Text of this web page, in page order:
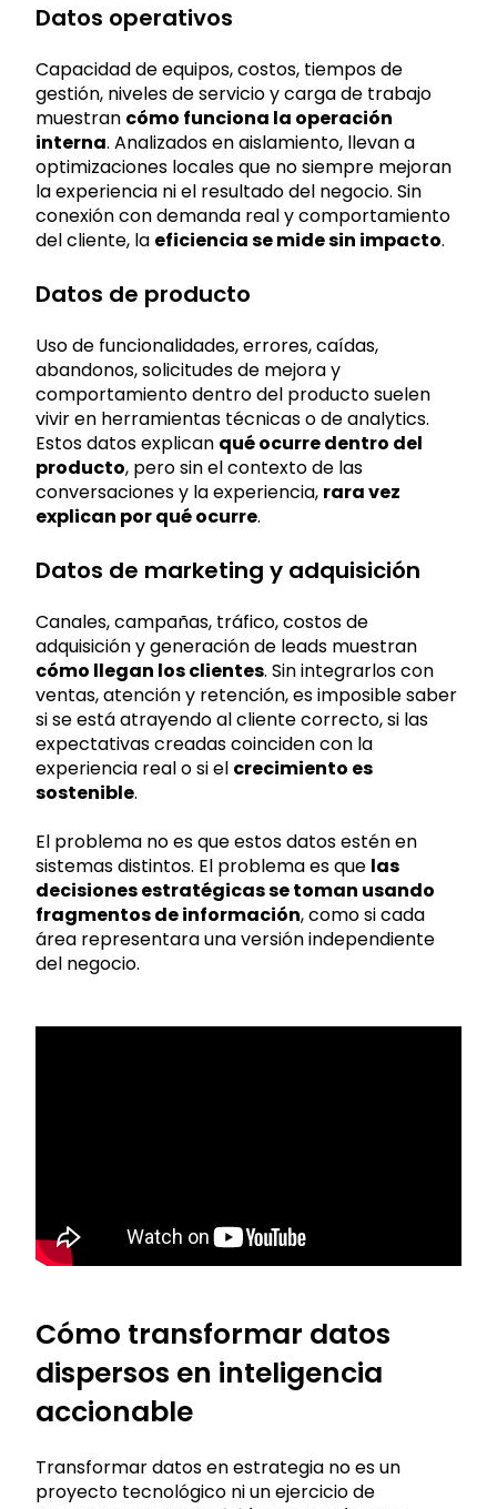
Datos operativos
Capacidad de equipos, costos, tiempos de
gestión, niveles de servicio y carga de trabajo
muestran cómo funciona la operación
interna. Analizados en aislamiento, llevan a
optimizaciones locales que no siempre mejoran
la experiencia ni el resultado del negocio. Sin
conexión con demanda real y comportamiento
del cliente, la eficiencia se mide sin impacto.
Datos de producto
Uso de funcionalidades, errores, caídas,
abandonos, solicitudes de mejora y
comportamiento dentro del producto suelen
vivir en herramientas técnicas o de analytics.
Estos datos explican qué ocurre dentro del
producto, pero sin el contexto de las
conversaciones y la experiencia, rara vez
explican por qué ocurre.
Datos de marketing y adquisición
Canales, campañas, tráfico, costos de
adquisición y generación de leads muestran
cómo llegan los clientes. Sin integrarlos con
ventas, atención y retención, es imposible saber
si se está atrayendo al cliente correcto, si las
expectativas creadas coinciden con la
experiencia real o si el crecimiento es
sostenible.
El problema no es que estos datos estén en
sistemas distintos. El problema es que las
decisiones estratégicas se toman usando
fragmentos de información, como si cada
área representara una versión independiente
del negocio.
Cómo transformar datos
dispersos en inteligencia
accionable
Transformar datos en estrategia no es un
proyecto tecnológico ni un ejercicio de